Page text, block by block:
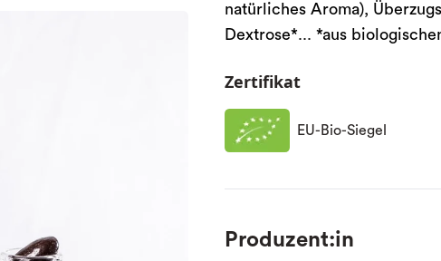
natürliches Aroma),
Dextrose*... *aus
Zertifikat
EU-Bio-Siegel
Produzent:in